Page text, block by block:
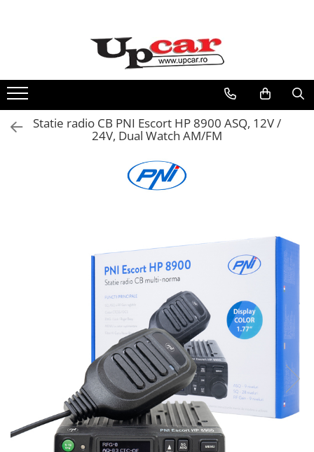
Toate Produsele
Tricicluri Electrice
ATV-uri Electrice
Trotinete Electrice
Statie radio CB PNI Escort HP 8900 ASQ, 12V /
24V, Dual Watch AM/FM